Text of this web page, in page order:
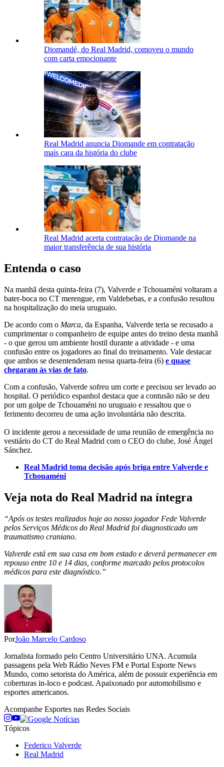
Diomandé, do Real Madrid, comoveu o mundo
com carta emocionante
Real Madrid anuncia Diomande em contratação
mais cara da história do clube
Real Madrid acerta contratação de Diomande na
maior transferência de sua história
Entenda o caso
Na manhã desta quinta-feira (7), Valverde e Tchouaméni voltaram a
bater-boca no CT merengue, em Valdebebas, e a confusão resultou
na hospitalização do meia uruguaio.
De acordo com o Marca, da Espanha, Valverde teria se recusado a
cumprimentar o companheiro de equipe antes do treino desta manhã
- o que gerou um ambiente hostil durante a atividade - e uma
confusão entre os jogadores ao final do treinamento. Vale destacar
que ambos se desentenderam nessa quarta-feira (6) e quase
chegaram às vias de fato.
Com a confusão, Valverde sofreu um corte e precisou ser levado ao
hospital. O periódico espanhol destaca que a contusão não se deu
por um golpe de Tchouaméni no uruguaio e ressaltou que o
ferimento decorreu de uma ação involuntária não descrita.
O incidente gerou a necessidade de uma reunião de emergência no
vestiário do CT do Real Madrid com o CEO do clube, José Ángel
Sánchez.
Real Madrid toma decisão após briga entre Valverde e
Tchouaméni
Veja nota do Real Madrid na íntegra
“Após os testes realizados hoje ao nosso jogador Fede Valverde
pelos Serviços Médicos do Real Madrid foi diagnosticado um
traumatismo craniano.
Valverde está em sua casa em bom estado e deverá permanecer em
repouso entre 10 e 14 dias, conforme marcado pelos protocolos
médicos para este diagnóstico.”
PorJoão Marcelo Cardoso
Jornalista formado pelo Centro Universitário UNA. Acumula
passagens pela Web Rádio Neves FM e Portal Esporte News
Mundo, como setorista do América, além de possuir experiência em
coberturas in-loco e podcast. Apaixonado por automobilismo e
esportes americanos.
Acompanhe Esportes nas Redes Sociais
Tópicos
Federico Valverde
Real Madrid